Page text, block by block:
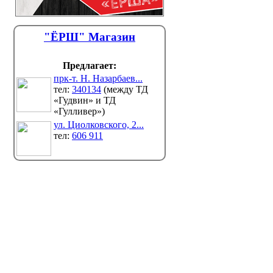
"ЁРШ" Магазин
Предлагает:
прк-т. Н. Назарбаев...
тел: 340134 (между ТД
«Гудвин» и ТД
«Гулливер»)
ул. Циолковского, 2...
тел: 606 911